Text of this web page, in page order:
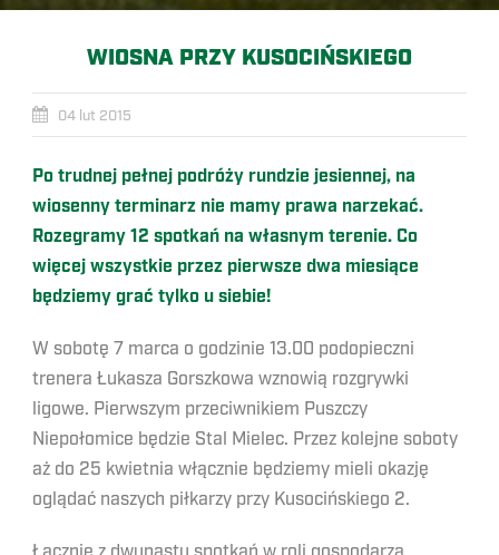
WIOSNA PRZY KUSOCIŃSKIEGO
04 lut 2015
Po trudnej pełnej podróży rundzie jesiennej, na
wiosenny terminarz nie mamy prawa narzekać.
Rozegramy 12 spotkań na własnym terenie. Co
więcej wszystkie przez pierwsze dwa miesiące
będziemy grać tylko u siebie!
W sobotę 7 marca o godzinie 13.00 podopieczni
trenera Łukasza Gorszkowa wznowią rozgrywki
ligowe. Pierwszym przeciwnikiem Puszczy
Niepołomice będzie Stal Mielec. Przez kolejne soboty
aż do 25 kwietnia włącznie będziemy mieli okazję
oglądać naszych piłkarzy przy Kusocińskiego 2.